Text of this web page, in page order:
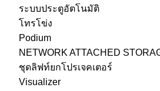
ระบบประตูอัตโนมัติ
โทรโข่ง
Podium
NETWORK ATTACHED
ชุดลิฟท์ยกโปรเจคเตอร์
Visualizer